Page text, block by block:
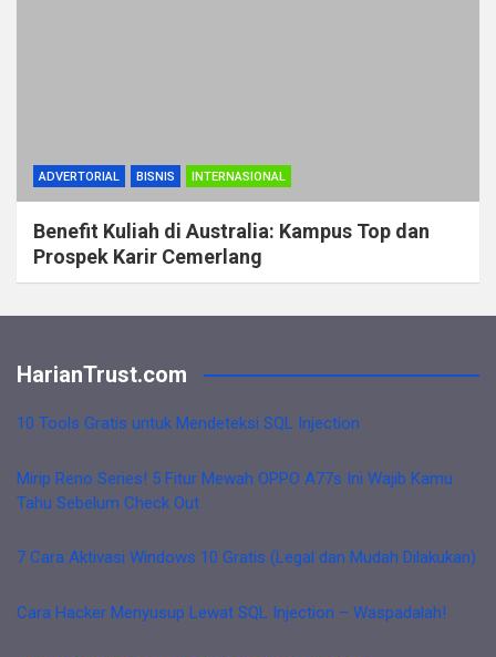
ADVERTORIAL BISNIS INTERNASIONAL
Benefit Kuliah di Australia: Kampus Top dan
Prospek Karir Cemerlang
HarianTrust.com
10 Tools Gratis untuk Mendeteksi SQL Injection
Mirip Reno Series! 5 Fitur Mewah OPPO A77s Ini Wajib Kamu
Tahu Sebelum Check Out
7 Cara Aktivasi Windows 10 Gratis (Legal dan Mudah Dilakukan)
Cara Hacker Menyusup Lewat SQL Injection – Waspadalah!